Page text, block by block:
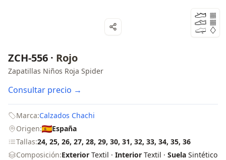
ZCH-556 · Rojo
Zapatillas Niños Roja Spider
Consultar precio →
Marca:Calzados Chachi
Origen:
España
Tallas:24, 25, 26, 27, 28, 29, 30, 31, 32, 33, 34, 35, 36
Composición:Exterior Textil · Interior Textil · Suela Sintético